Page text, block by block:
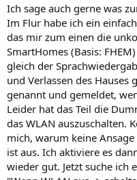
Ich sage auch gerne was
Im Flur habe ich ein
das mir zum einen die
SmartHomes (Basis:
gleich der
und Verlassen des
genannt und gemeldet,
Leider hat das Teil die
das WLAN auszuschalten.
mich, warum keine
ist aus. Ich aktiviere es
wieder gut. Jetzt suche ich